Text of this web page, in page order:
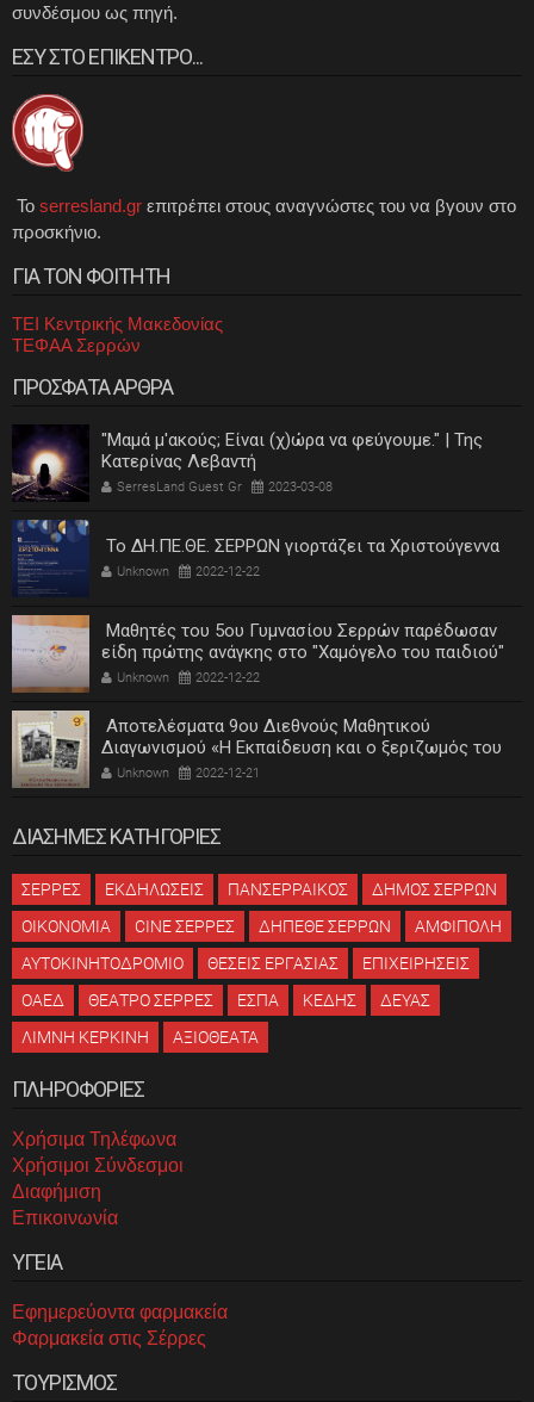
συνδέσμου ως πηγή.
ΕΣΥ ΣΤΟ ΕΠΙΚΕΝΤΡΟ...
Το serresland.gr επιτρέπει στους αναγνώστες του να βγουν στο
προσκήνιο.
ΓΙΑ ΤΟΝ ΦΟΙΤΗΤΗ
ΤΕΙ Κεντρικής Μακεδονίας
ΤΕΦΑΑ Σερρών
ΠΡΟΣΦΑΤΑ ΑΡΘΡΑ
"Μαμά μ'ακούς; Είναι (χ)ώρα να φεύγουμε." | Της
Κατερίνας Λεβαντή
SerresLand Guest Gr 2023-03-08
Το ΔΗ.ΠΕ.ΘΕ. ΣΕΡΡΩΝ γιορτάζει τα Χριστούγεννα
Unknown 2022-12-22
Μαθητές του 5ου Γυμνασίου Σερρών παρέδωσαν
είδη πρώτης ανάγκης στο "Χαμόγελο του παιδιού"
Unknown 2022-12-22
Αποτελέσματα 9ου Διεθνούς Μαθητικού
Διαγωνισμού «Η Εκπαίδευση και ο ξεριζωμός του
ελληνισμού»
Unknown 2022-12-21
ΔΙΑΣΗΜΕΣ ΚΑΤΗΓΟΡΙΕΣ
ΣΕΡΡΕΣ ΕΚΔΗΛΩΣΕΙΣ ΠΑΝΣΕΡΡΑΙΚΟΣ
ΔΗΜΟΣ ΣΕΡΡΩΝ
ΟΙΚΟΝΟΜΙΑ
CINE ΣΕΡΡΕΣ ΔΗΠΕΘΕ ΣΕΡΡΩΝ
ΑΜΦΙΠΟΛΗ
ΑΥΤΟΚΙΝΗΤΟΔΡΟΜΙΟ
ΘΕΣΕΙΣ ΕΡΓΑΣΙΑΣ
ΕΠΙΧΕΙΡΗΣΕΙΣ
ΟΑΕΔ
ΘΕΑΤΡΟ ΣΕΡΡΕΣ ΕΣΠΑ ΚΕΔΗΣ
ΔΕΥΑΣ
ΛΙΜΝΗ ΚΕΡΚΙΝΗ
ΑΞΙΟΘΕΑΤΑ
ΠΛΗΡΟΦΟΡΙΕΣ
Χρήσιμα Τηλέφωνα
Χρήσιμοι Σύνδεσμοι
Διαφήμιση
Επικοινωνία
ΥΓΕΙΑ
Εφημερεύοντα φαρμακεία
Φαρμακεία στις Σέρρες
ΤΟΥΡΙΣΜΟΣ